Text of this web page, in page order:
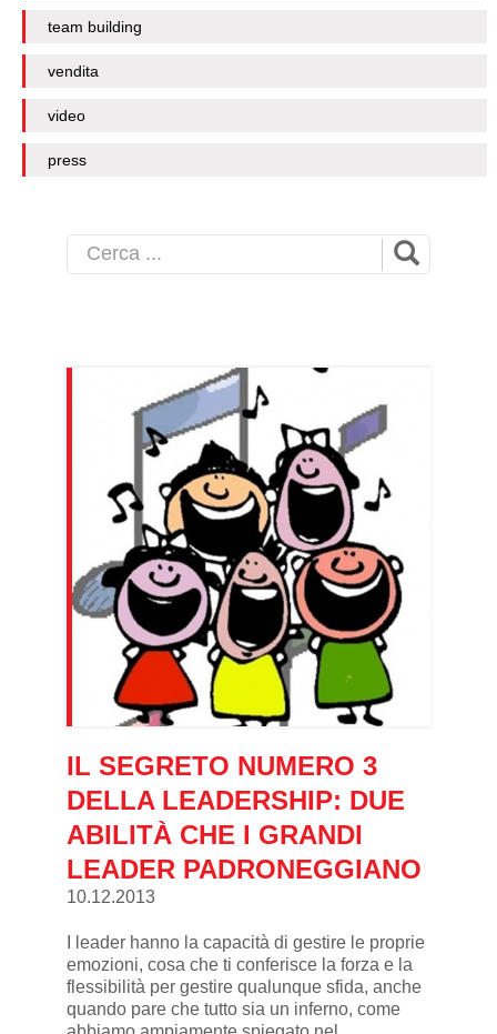
team building
vendita
video
press
IL SEGRETO NUMERO 3
DELLA LEADERSHIP: DUE
ABILITÀ CHE I GRANDI
LEADER PADRONEGGIANO
10.12.2013
I leader hanno la capacità di gestire le proprie
emozioni, cosa che ti conferisce la forza e la
flessibilità per gestire qualunque sfida, anche
quando pare che tutto sia un inferno, come